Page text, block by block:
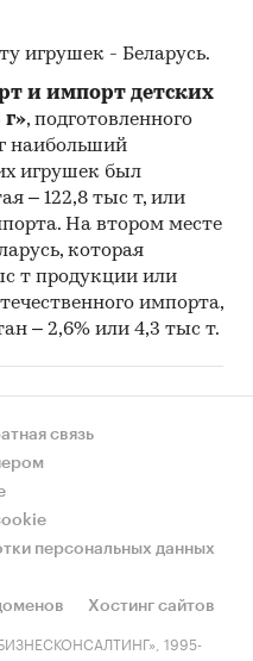
игрушек - Беларусь.
и импорт детских
, подготовленного
наибольший
игрушек был
– 122,8 тыс т, или
На втором месте
которая
т продукции или
импорта,
– 2,6% или 4,3 тыс т.
связь
персональных данных
Хостинг сайтов
1995-